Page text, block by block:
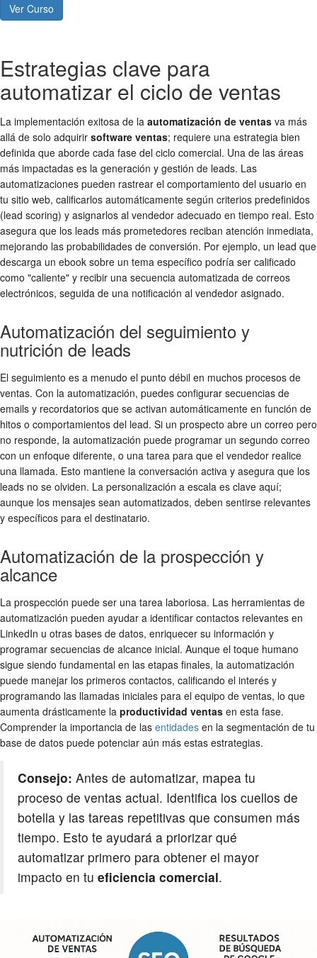
Ver Curso
Estrategias clave para
automatizar el ciclo de ventas
La implementación exitosa de la automatización de ventas va más
allá de solo adquirir software ventas; requiere una estrategia bien
definida que aborde cada fase del ciclo comercial. Una de las áreas
más impactadas es la generación y gestión de leads. Las
automatizaciones pueden rastrear el comportamiento del usuario en
tu sitio web, calificarlos automáticamente según criterios predefinidos
(lead scoring) y asignarlos al vendedor adecuado en tiempo real. Esto
asegura que los leads más prometedores reciban atención inmediata,
mejorando las probabilidades de conversión. Por ejemplo, un lead que
descarga un ebook sobre un tema específico podría ser calificado
como "caliente" y recibir una secuencia automatizada de correos
electrónicos, seguida de una notificación al vendedor asignado.
Automatización del seguimiento y
nutrición de leads
El seguimiento es a menudo el punto débil en muchos procesos de
ventas. Con la automatización, puedes configurar secuencias de
emails y recordatorios que se activan automáticamente en función de
hitos o comportamientos del lead. Si un prospecto abre un correo pero
no responde, la automatización puede programar un segundo correo
con un enfoque diferente, o una tarea para que el vendedor realice
una llamada. Esto mantiene la conversación activa y asegura que los
leads no se olviden. La personalización a escala es clave aquí;
aunque los mensajes sean automatizados, deben sentirse relevantes
y específicos para el destinatario.
Automatización de la prospección y
alcance
La prospección puede ser una tarea laboriosa. Las herramientas de
automatización pueden ayudar a identificar contactos relevantes en
LinkedIn u otras bases de datos, enriquecer su información y
programar secuencias de alcance inicial. Aunque el toque humano
sigue siendo fundamental en las etapas finales, la automatización
puede manejar los primeros contactos, calificando el interés y
programando las llamadas iniciales para el equipo de ventas, lo que
aumenta drásticamente la productividad ventas en esta fase.
Comprender la importancia de las entidades en la segmentación de tu
base de datos puede potenciar aún más estas estrategias.
Consejo: Antes de automatizar, mapea tu
proceso de ventas actual. Identifica los cuellos de
botella y las tareas repetitivas que consumen más
tiempo. Esto te ayudará a priorizar qué
automatizar primero para obtener el mayor
impacto en tu eficiencia comercial.